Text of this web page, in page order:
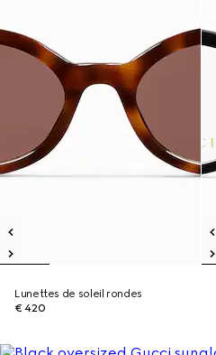
Lunettes de soleil rondes
€ 420